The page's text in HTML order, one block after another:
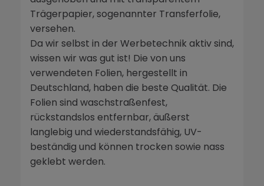
Trägerpapier, sogenannter Transferfolie,
versehen.
Da wir selbst in der Werbetechnik aktiv sind,
wissen wir was gut ist! Die von uns
verwendeten Folien, hergestellt in
Deutschland, haben die beste Qualität. Die
Folien sind waschstraßenfest,
rückstandslos entfernbar, äußerst
langlebig und wiederstandsfähig, UV-
beständig und können trocken sowie nass
geklebt werden.